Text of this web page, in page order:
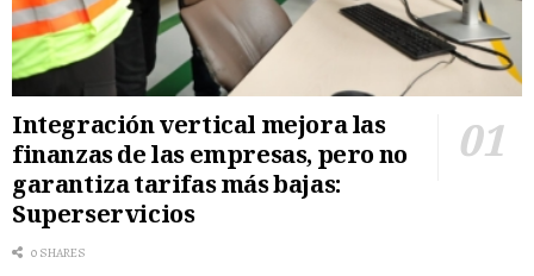
Integración vertical mejora las
finanzas de las empresas, pero no
garantiza tarifas más bajas:
Superservicios
0 SHARES